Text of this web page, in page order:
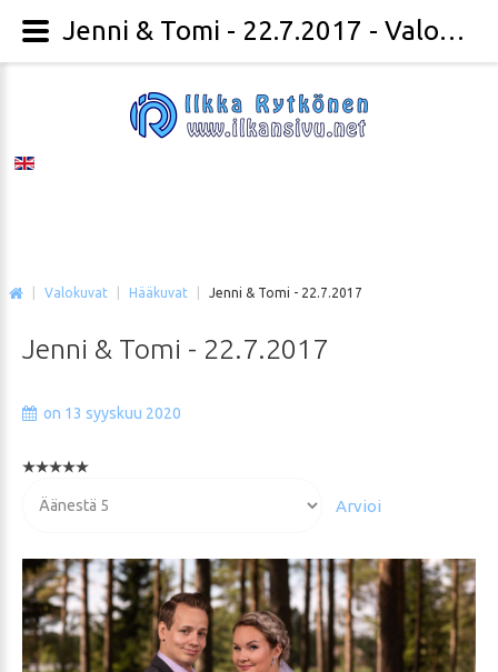
Valokuvat Hääkuvat Jenni & Tomi - 22.7.2017
Jenni & Tomi - 22.7.2017
on 13 syyskuu 2020
arvioida
Jenni & Tomi - 22.7.2017 - Valokuvaaja Ilkka Rytkönen